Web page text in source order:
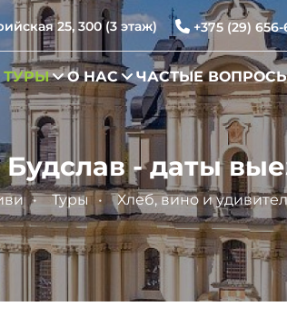
25, 300 (3 этаж) +375 (29)
ТУРЫ О НАС ЧАСТЫЕ
- даты
Туры Хлеб, вино и